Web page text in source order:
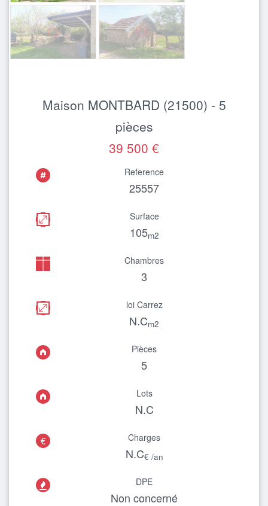
Maison MONTBARD (21500) - 5
pièces
39 500 €
Reference
25557
Surface
105m2
Chambres
3
loi Carrez
N.Cm2
Pièces
5
Lots
N.C
€ Charges
N.C€ /an
 DPE
Non concerné